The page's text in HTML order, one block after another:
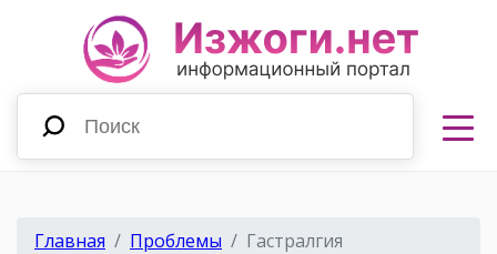
Главная Проблемы Гастралгия